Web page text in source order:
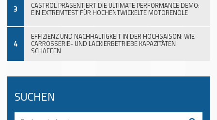
3 CASTROL PRÄSENTIERT DIE ULTIMATE PERFORMANCE DEMO:
EIN EXTREMTEST FÜR HOCHENTWICKELTE MOTORENÖLE
4
EFFIZIENZ UND NACHHALTIGKEIT IN DER HOCHSAISON: WIE
CARROSSERIE- UND LACKIERBETRIEBE KAPAZITÄTEN
SCHAFFEN
SUCHEN